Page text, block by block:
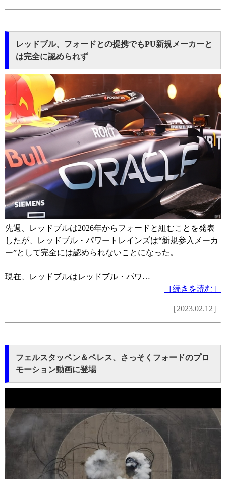
レッドブル、フォードとの提携でもPU新規メーカーと
は完全に認められず
先週、レッドブルは2026年からフォードと組むことを発表
したが、レッドブル・パワートレインズは“新規参入メーカ
ー”として完全には認められないことになった。
現在、レッドブルはレッドブル・パワ…
［続きを読む］
［2023.02.12］
フェルスタッペン＆ペレス、さっそくフォードのプロ
モーション動画に登場